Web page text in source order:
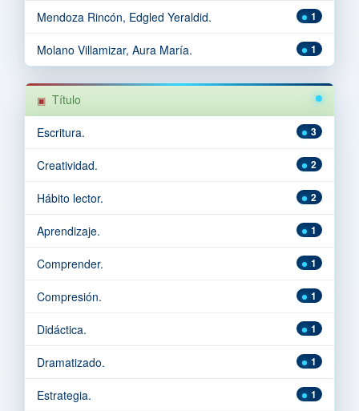
1
Mendoza Rincón, Edgled Yeraldid.
1
Molano Villamizar, Aura María.
Título
3
Escritura.
2
Creatividad.
2
Hábito lector.
1
Aprendizaje.
1
Comprender.
1
Compresión.
1
Didáctica.
1
Dramatizado.
1
Estrategia.